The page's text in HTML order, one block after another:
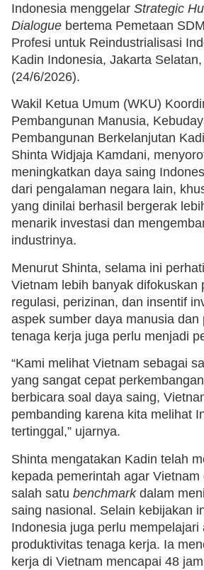
Indonesia menggelar Strategic
Dialogue bertema Pemetaan
Profesi untuk Reindustrialisasi
Kadin Indonesia, Jakarta
(24/6/2026).
Wakil Ketua Umum (WKU)
Pembangunan Manusia,
Pembangunan Berkelanjutan
Shinta Widjaja Kamdani,
meningkatkan daya saing
dari pengalaman negara lain,
yang dinilai berhasil bergerak
menarik investasi dan
industrinya.
Menurut Shinta, selama ini
Vietnam lebih banyak difokuskan
regulasi, perizinan, dan insentif
aspek sumber daya manusia dan
tenaga kerja juga perlu menjadi
“Kami melihat Vietnam sebagai
yang sangat cepat
berbicara soal daya saing,
pembanding karena kita melihat
tertinggal,” ujarnya.
Shinta mengatakan Kadin telah
kepada pemerintah agar Vietnam
salah satu benchmarkdalam
saing nasional. Selain kebijakan
Indonesia juga perlu mempelajari
produktivitas tenaga kerja. Ia
kerja di Vietnam mencapai 48